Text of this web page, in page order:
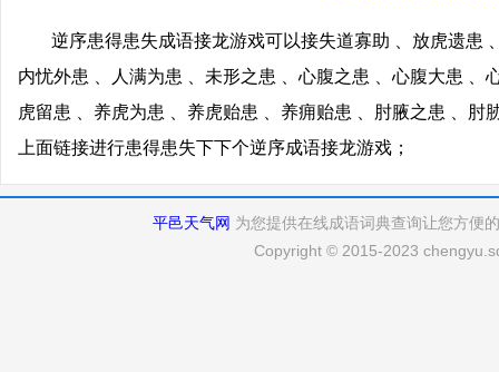
逆序患得患失成语接龙游戏可以接失道寡助 、放虎遗患
内忧外患 、人满为患 、未形之患 、心腹之患 、心腹大患 、
虎留患 、养虎为患 、养虎贻患 、养痈贻患 、肘腋之患 、肘
上面链接进行患得患失下下个逆序成语接龙游戏；
平邑天气网 为您提供在线成语词典查询让您方便
Copyright © 2015-2023